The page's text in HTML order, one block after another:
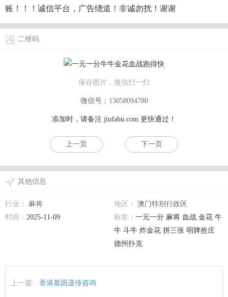
账！！！诚信平台，广告绕道！非诚勿扰！谢谢
二维码
保存图片，微信扫一扫
微信号：13058094780
添加时，请备注 jiufabu.com 更快通过！
上一页 下一页
其他信息
行业： 麻将 地区：
澳门特别行政区
时间： 2025-11-09 标签： 一元一分 麻将 血战 金花 牛
牛 斗牛 炸金花 拼三张 明牌抢庄
德州扑克
上一篇: 香港基因遗传咨询